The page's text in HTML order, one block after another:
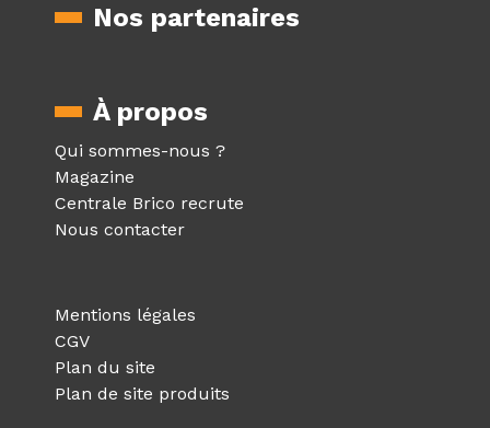
Nos partenaires
À propos
Qui sommes-nous ?
Magazine
Centrale Brico recrute
Nous contacter
Mentions légales
CGV
Plan du site
Plan de site produits